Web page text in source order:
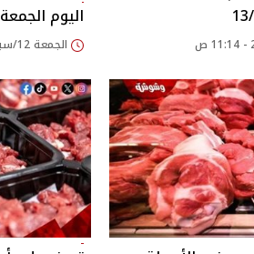
اليوم الجمعة 12/9/2025
الجمعة 12/سبتمبر/2025 - 11:40 ص